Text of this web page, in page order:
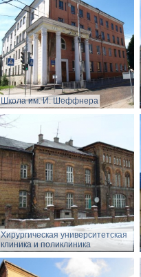
Школа им. И. Шеффнера
Хирургическая университетская
клиника и поликлиника